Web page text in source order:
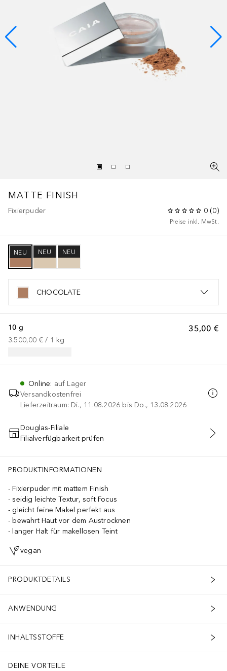
MATTE FINISH
Fixierpuder 0 (0)
Preise inkl. MwSt.
NEU NEU NEU
CHOCOLATE
35,00 €
10 g
3.500,00 € / 1 kg
Online: auf Lager
Versandkostenfrei
Lieferzeitraum: Di., 11.08.2026 bis Do., 13.08.2026
IN DEN WARENKORB
Douglas-Filiale
Filialverfügbarkeit prüfen
PRODUKTINFORMATIONEN
Fixierpuder mit mattem Finish
seidig leichte Textur, soft Focus
gleicht feine Makel perfekt aus
bewahrt Haut vor dem Austrocknen
langer Halt für makellosen Teint
vegan
PRODUKTDETAILS
ANWENDUNG
INHALTSSTOFFE
DEINE VORTEILE